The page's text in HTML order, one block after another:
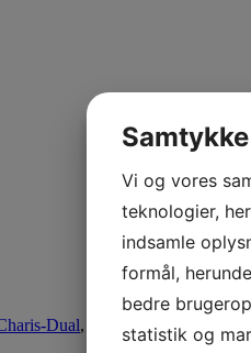
Dual, Elite-Silent ,Elite-
Vi og vores
teknologier,
indsamle
formål,
bedre
statistik og